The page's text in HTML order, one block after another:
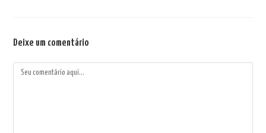
Deixe um comentário
Comentário